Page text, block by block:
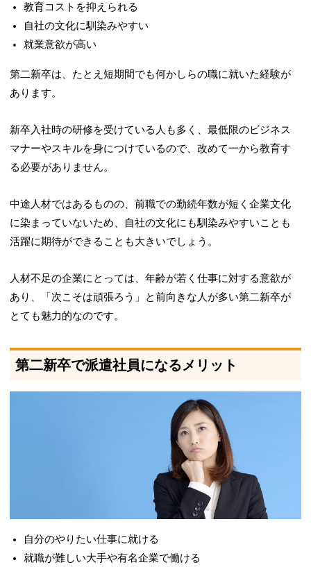
教育コストを抑えられる
自社の文化に馴染みやすい
就業意欲が高い
第二新卒は、たとえ短期間でも何かしらの職に就いた経験が
あります。
新卒入社時の研修を受けている人も多く、最低限のビジネス
マナーやスキルを身につけているので、改めて一から教育す
る必要がありません。
中途人材ではあるものの、前職での勤続年数が短く企業文化
に染まっていないため、自社の文化にも馴染みやすいことも
活躍に期待ができることも大きいでしょう。
人材不足の企業にとっては、年齢が若く仕事に対する意欲が
あり、「次こそは頑張ろう」と前向きな人が多い第二新卒が
とても魅力的なのです。
第二新卒で派遣社員になるメリット
自分のやりたい仕事に就ける
就職が難しい大手や有名企業で働ける